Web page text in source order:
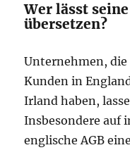
Wer lässt
übersetzen?
Unternehmen,
Kunden in
Irland haben,
Insbesondere auf
englische AGB